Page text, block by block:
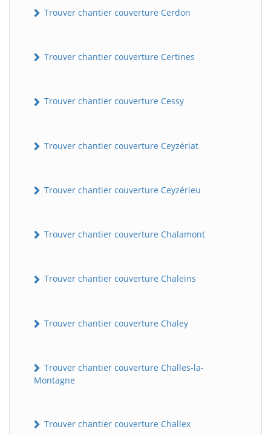
Trouver chantier couverture Cerdon
Trouver chantier couverture Certines
Trouver chantier couverture Cessy
Trouver chantier couverture Ceyzériat
Trouver chantier couverture Ceyzérieu
Trouver chantier couverture Chalamont
Trouver chantier couverture Chaleins
Trouver chantier couverture Chaley
Trouver chantier couverture Challes-la-
Montagne
Trouver chantier couverture Challex